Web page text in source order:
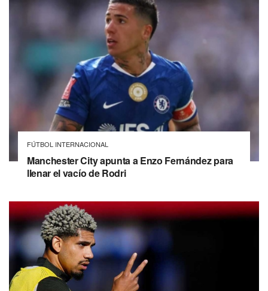
FÚTBOL INTERNACIONAL
Manchester City apunta a Enzo Fernández para
llenar el vacío de Rodri